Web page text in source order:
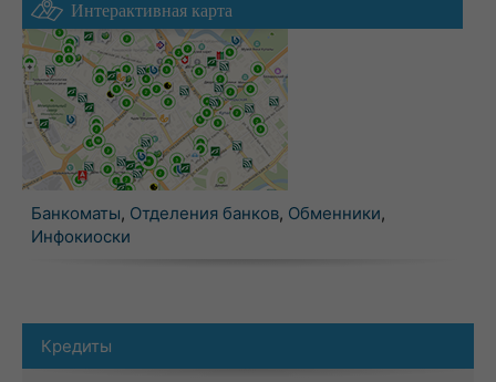
Интерактивная карта
Банкоматы, Отделения банков, Обменники,
Инфокиоски
Кредиты